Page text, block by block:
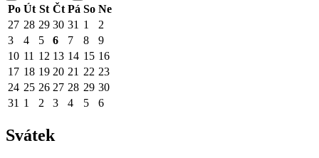
Po Út St Čt Pá So Ne
27 28 29 30 31 1
2
3
4 5 6 7 8
9
10 11 12 13 14 15 16
17 18 19 20 21 22 23
24 25 26 27 28 29 30
31 1 2 3 4 5 6
Svátek